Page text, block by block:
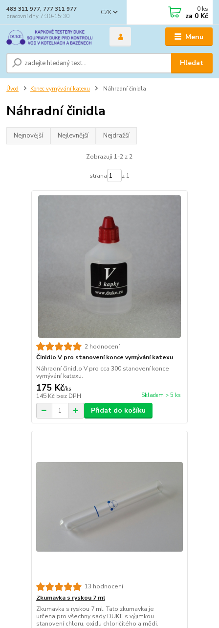
Menu
CZK
Hledat
483 311 977, 777 311 977
pracovní dny 7:30-15:30
0 ks
za 0 Kč
Úvod Konec vymývání katexu Náhradní činidla
Náhradní činidla
Nejnovější Nejlevnější Nejdražší
Zobrazuji 1-2 z 2
strana z 1
2 hodnocení
Činidlo V pro stanovení konce vymývání katexu
Náhradní činidlo V pro cca 300 stanovení konce
vymývání katexu.
175 Kč/ks
145 Kč bez DPH Skladem > 5 ks
Přidat do košíku
13 hodnocení
Zkumavka s ryskou 7 ml
Zkumavka s ryskou 7 ml. Tato zkumavka je
určena pro všechny sady DUKE s výjimkou
stanovení chloru, oxidu chloričitého a mědi.